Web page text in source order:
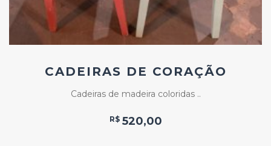
CADEIRAS DE CORAÇÃO
Cadeiras de madeira coloridas ..
R$ 520,00